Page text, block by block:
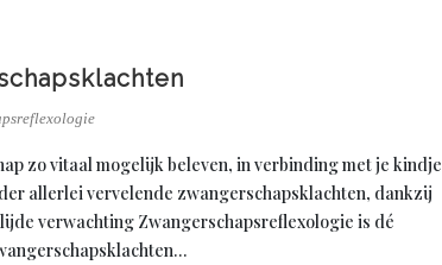
zo vitaal mogelijk beleven, in verbinding met je kindje
allerlei vervelende zwangerschapsklachten, dankzij
verwachting Zwangerschapsreflexologie is dé